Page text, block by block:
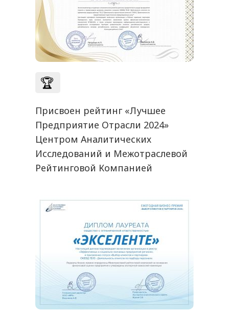
🏆
Присвоен рейтинг «Лучшее
Предприятие Отрасли 2024»
Центром Аналитических
Исследований и Межотраслевой
Рейтинговой Компанией